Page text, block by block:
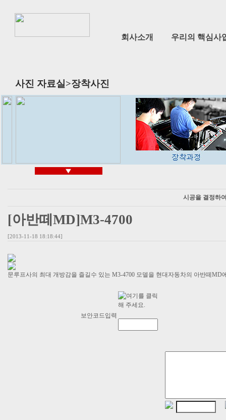
회사소개 우리의 핵심사
사진 자료실>장착사진
시공을 결정하
[아반떼MD]M3-4700
[2013-11-18 18:18:44]
문루프사의 최대 개방감을 즐길수 있는 M3-4700 모델을 현대자동차의 아반떼MD
보안코드입력